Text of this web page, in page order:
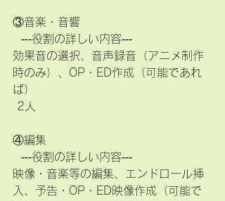
③音楽・音響
  ‐‐‐役割の詳しい内容‐‐‐
効果音の選択、音声録音（アニメ制作
時のみ）、OP・ED作成（可能であれ
ば）
2人
④編集
  ‐‐‐役割の詳しい内容‐‐‐
映像・音楽等の編集、エンドロール挿
入、予告・OP・ED映像作成（可能で